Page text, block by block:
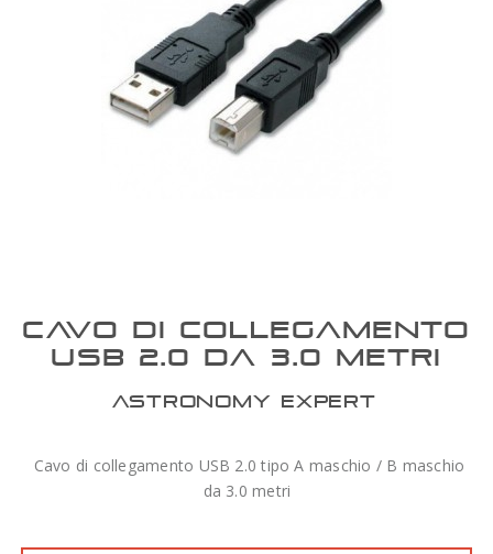
CAVO DI COLLEGAMENTO
USB 2.0 DA 3.0 METRI
ASTRONOMY EXPERT
Cavo di collegamento USB 2.0 tipo A maschio / B maschio
da 3.0 metri